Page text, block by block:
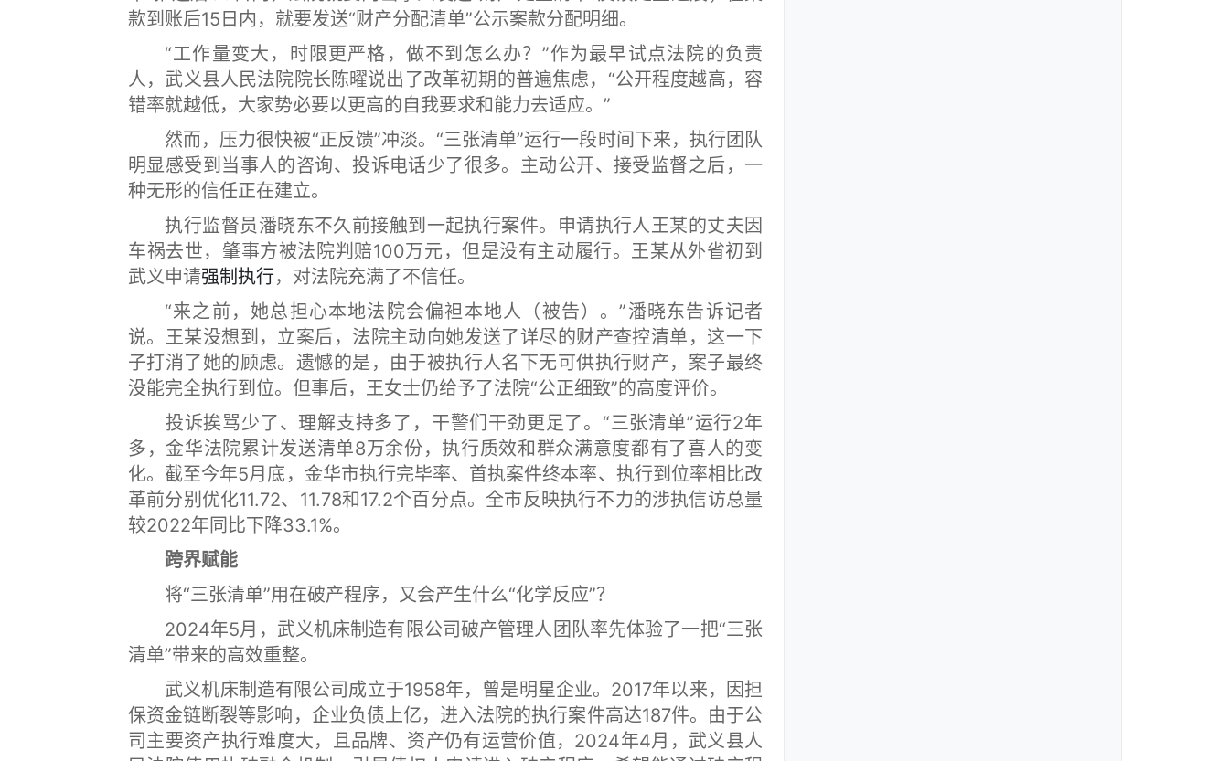
款到账后15日内，就要发送“财产分配清单”公示案款分配明细。
“工作量变大，时限更严格，做不到怎么办？”作为最早试点法院的负责
人，武义县人民法院院长陈曜说出了改革初期的普遍焦虑，“公开程度越高，容
错率就越低，大家势必要以更高的自我要求和能力去适应。”
然而，压力很快被“正反馈”冲淡。“三张清单”运行一段时间下来，执行团队
明显感受到当事人的咨询、投诉电话少了很多。主动公开、接受监督之后，一
种无形的信任正在建立。
执行监督员潘晓东不久前接触到一起执行案件。申请执行人王某的丈夫因
车祸去世，肇事方被法院判赔100万元，但是没有主动履行。王某从外省初到
武义申请强制执行，对法院充满了不信任。
“来之前，她总担心本地法院会偏袒本地人（被告）。”潘晓东告诉记者
说。王某没想到，立案后，法院主动向她发送了详尽的财产查控清单，这一下
子打消了她的顾虑。遗憾的是，由于被执行人名下无可供执行财产，案子最终
没能完全执行到位。但事后，王女士仍给予了法院“公正细致”的高度评价。
投诉挨骂少了、理解支持多了，干警们干劲更足了。“三张清单”运行2年
多，金华法院累计发送清单8万余份，执行质效和群众满意度都有了喜人的变
化。截至今年5月底，金华市执行完毕率、首执案件终本率、执行到位率相比改
革前分别优化11.72、11.78和17.2个百分点。全市反映执行不力的涉执信访总量
较2022年同比下降33.1%。
跨界赋能
将“三张清单”用在破产程序，又会产生什么“化学反应”？
2024年5月，武义机床制造有限公司破产管理人团队率先体验了一把“三张
清单”带来的高效重整。
武义机床制造有限公司成立于1958年，曾是明星企业。2017年以来，因担
保资金链断裂等影响，企业负债上亿，进入法院的执行案件高达187件。由于公
司主要资产执行难度大，且品牌、资产仍有运营价值，2024年4月，武义县人